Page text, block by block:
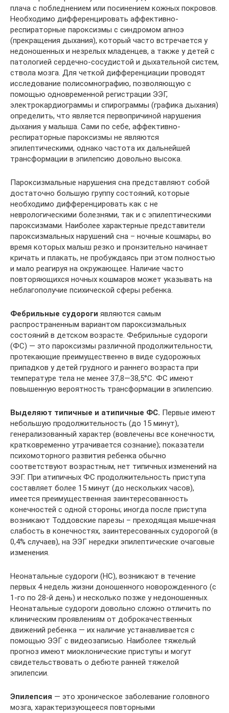
плача с побледнением или посинением кожных покровов.
Необходимо дифференцировать аффективно-
респираторные пароксизмы с синдромом апноэ
(прекращения дыхания), который часто встречается у
недоношенных и незрелых младенцев, а также у детей с
патологией сердечно-сосудистой и дыхательной систем,
ствола мозга. Для четкой дифференциации проводят
исследование полисомнографию, позволяющую с
помощью одновременной регистрации ЭЭГ,
электрокардиограммы и спирограммы (графика дыхания)
определить, что является первопричиной нарушения
дыхания у малыша. Сами по себе, аффективно-
респираторные пароксизмы не являются
эпилептическими, однако частота их дальнейшей
трансформации в эпилепсию довольно высока.
Пароксизмальные нарушения сна представляют собой
достаточно большую группу состояний, которые
необходимо дифференцировать как с не
неврологическими болезнями, так и с эпилептическими
пароксизмами. Наиболее характерные представители
пароксизмальных нарушений сна – ночные кошмары, во
время которых малыш резко и пронзительно начинает
кричать и плакать, не пробуждаясь при этом полностью
и мало реагируя на окружающее. Наличие часто
повторяющихся ночных кошмаров может указывать на
неблагополучие психической сферы ребенка.
Фебрильные судороги являются самым
распространенным вариантом пароксизмальных
состояний в детском возрасте. Фебрильные судороги
(ФС) — это пароксизмы различной продолжительности,
протекающие преимущественно в виде судорожных
припадков у детей грудного и раннего возраста при
температуре тела не менее 37,8—38,5°С. ФС имеют
повышенную вероятность трансформации в эпилепсию.
Выделяют типичные и атипичные ФС. Первые имеют
небольшую продолжительность (до 15 минут),
генерализованный характер (вовлечены все конечности,
кратковременно утрачивается сознание); показатели
психомоторного развития ребенка обычно
соответствуют возрастным, нет типичных изменений на
ЭЭГ. При атипичных ФС продолжительность приступа
составляет более 15 минут (до нескольких часов),
имеется преимущественная заинтересованность
конечностей с одной стороны; иногда после приступа
возникают Тоддовские парезы – преходящая мышечная
слабость в конечностях, заинтересованных судорогой (в
0,4% случаев), на ЭЭГ нередки эпилептические очаговые
изменения.
Неонатальные судороги (НС), возникают в течение
первых 4 недель жизни доношенного новорожденного (с
1-го по 28-й день) и несколько позже у недоношенных.
Неонатальные судороги довольно сложно отличить по
клиническим проявлениям от доброкачественных
движений ребенка — их наличие устанавливается с
помощью ЭЭГ с видеозаписью. Наиболее тяжелый
прогноз имеют миоклонические приступы и могут
свидетельствовать о дебюте ранней тяжелой
эпилепсии.
Эпилепсия — это хроническое заболевание головного
мозга, характеризующееся повторными